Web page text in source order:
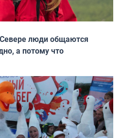
люди общаются
а потому что